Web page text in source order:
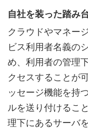
自社を装った踏み
クラウドやマネー
ビス利用者名義の
め、利用者の管理
クセスすることが
ッセージ機能を持
ルを送り付けるこ
理下にあるサーバ